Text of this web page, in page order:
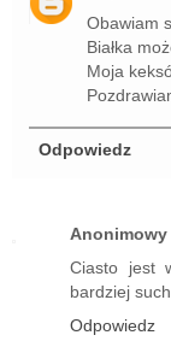
Obawiam
Białka
Moja
Odpowiedz
Anonimowy
Ciasto jest
bardziej
Odpowiedz